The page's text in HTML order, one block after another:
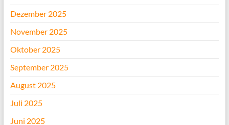
Dezember 2025
November 2025
Oktober 2025
September 2025
August 2025
Juli 2025
Juni 2025